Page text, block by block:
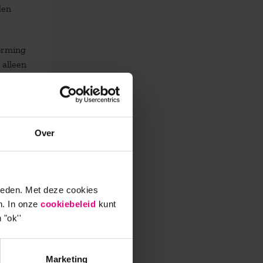
Over
Met deze cookies
In onze cookiebeleid kunt
"ok''
Marketing
die